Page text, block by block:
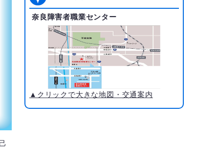
奈良障害者職業センター
▲クリックで大きな地図・交通案内